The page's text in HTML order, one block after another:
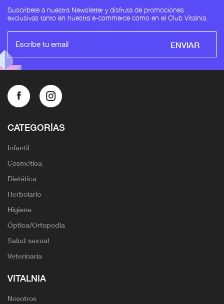
Suscríbete a nuestra Newsletter y disfruta de promociones
exclusivas tanto en nuestra e-commerce como en el Club Vitalnia.
ENVIAR
CATEGORÍAS
Infantil
Cosmética
Dietética
Herbolario
Higiene
Óptica/Ortopedia
Salud sexual
Veterinaria
VITALNIA
Nosotros